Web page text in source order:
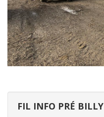
FIL INFO PRÉ BILLY